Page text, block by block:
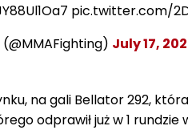
pic.twitter.com/
July 17,
na gali Bellator 292,
odprawił już w 1